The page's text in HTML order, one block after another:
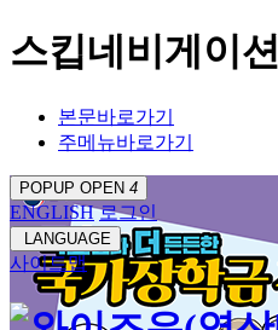
스킵네비게이션
본문바로가기
주메뉴바로가기
POPUP OPEN 4
ENGLISH 로그인
LANGUAGE
사이트맵